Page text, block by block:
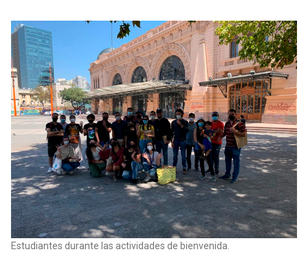
Estudiantes durante las actividades de bienvenida.